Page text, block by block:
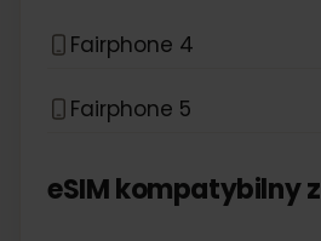
Fairphone 4
Fairphone 5
eSIM kompatybilny z